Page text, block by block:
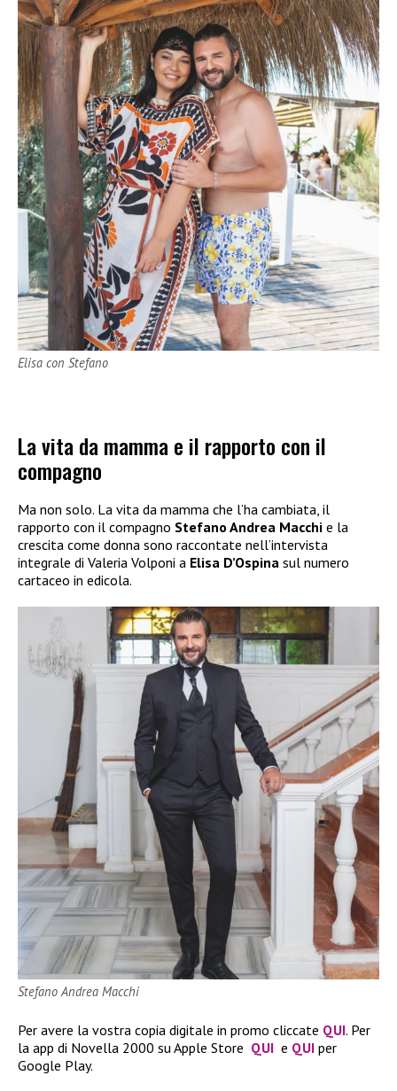
Elisa con Stefano
La vita da mamma e il rapporto con il
compagno
Ma non solo. La vita da mamma che l’ha cambiata, il
rapporto con il compagno Stefano Andrea Macchi e la
crescita come donna sono raccontate nell’intervista
integrale di Valeria Volponi a Elisa D’Ospina sul numero
cartaceo in edicola.
Stefano Andrea Macchi
Per avere la vostra copia digitale in promo cliccate QUI. Per
la app di Novella 2000 su Apple Store QUI e QUI per
Google Play.